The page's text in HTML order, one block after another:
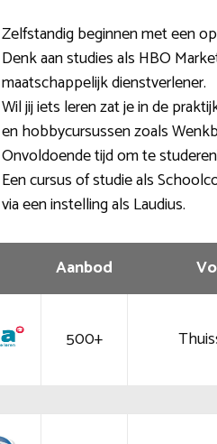
Zelfstandig beginnen met een
Denk aan studies als HBO
maatschappelijk dienstverlener.
Wil jij iets leren zat je in de
en hobbycursussen zoals
Onvoldoende tijd om te
Een cursus of studie als
via een instelling als Laudius.
Aanbod
500+